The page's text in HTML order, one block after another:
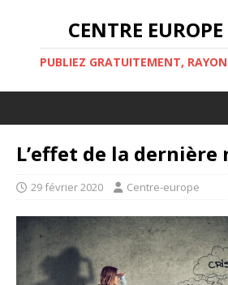
CENTRE EUROPE
PUBLIEZ GRATUITEMENT,
L’effet de la dernière
29 février 2020 Centre-europe